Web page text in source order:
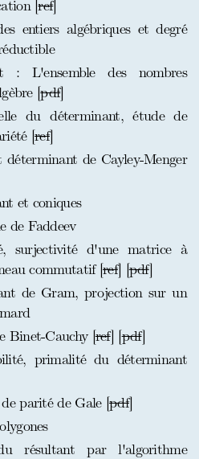
[ref]
entiers algébriques et degré
: L'ensemble des nombres
[pdf]
du déterminant, étude de
[ref]
déterminant de Cayley-Menger
et coniques
de Faddeev
surjectivité d'une matrice à
commutatif [ref] [pdf]
de Gram, projection sur un
Binet-Cauchy [ref] [pdf]
primalité du déterminant
parité de Gale [pdf]
résultant par l'algorithme